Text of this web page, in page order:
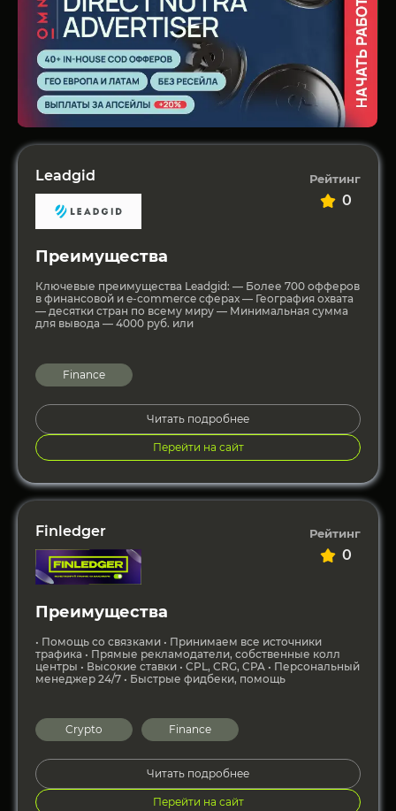
Leadgid Рейтинг
0
Преимущества
Ключевые преимущества Leadgid: — Более 700 офферов
в финансовой и e-commerce сферах — География охвата
— десятки стран по всему миру — Минимальная сумма
для вывода — 4000 руб. или
Finance
Читать подробнее
Перейти на сайт
Finledger Рейтинг
0
Преимущества
• Помощь со связками • Принимаем все источники
трафика • Прямые рекламодатели, собственные колл
центры • Высокие ставки • CPL, CRG, CPA • Персональный
менеджер 24/7 • Быстрые фидбеки, помощь
Crypto Finance
Читать подробнее
Перейти на сайт